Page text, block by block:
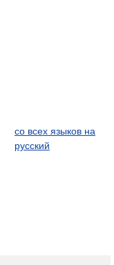
со всех языков на
русский